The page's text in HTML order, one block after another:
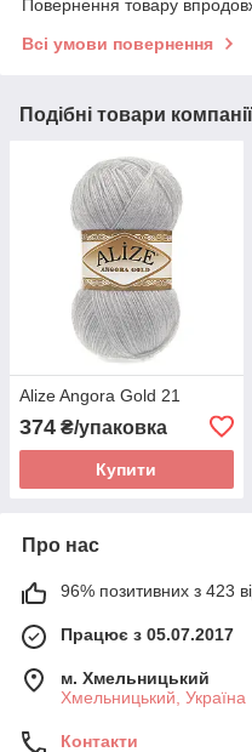
Повернення товару
Всі умови повернення
Подібні товари компанії
Alize Angora Gold 21
374 ₴/упаковка
Купити
Про нас
96% позитивних з 423
Працює з 05.07.2017
м. Хмельницький
Хмельницький, Україна
Контакти